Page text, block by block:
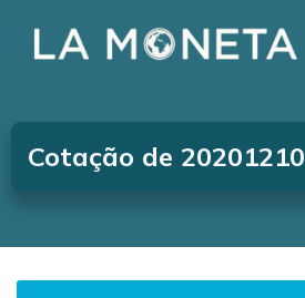
Cotação de 20201210